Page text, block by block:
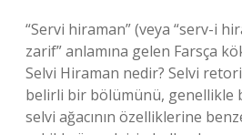
“Servi hiraman” (veya “serv-i
zarif” anlamına gelen Farsça
Selvi Hiraman nedir? Selvi
belirli bir bölümünü, genellikle
selvi ağacının özelliklerine